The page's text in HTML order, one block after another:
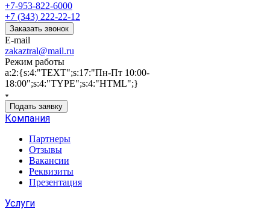
+7-953-822-6000
+7 (343) 222-22-12
Заказать звонок
E-mail
zakaztral@mail.ru
Режим работы
a:2:{s:4:"TEXT";s:17:"Пн-Пт 10:00-
18:00";s:4:"TYPE";s:4:"HTML";}
Подать заявку
Компания
Партнеры
Отзывы
Вакансии
Реквизиты
Презентация
Услуги